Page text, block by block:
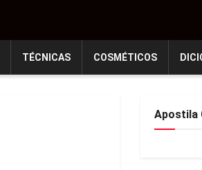
TÉCNICAS COSMÉTICOS
Apostila